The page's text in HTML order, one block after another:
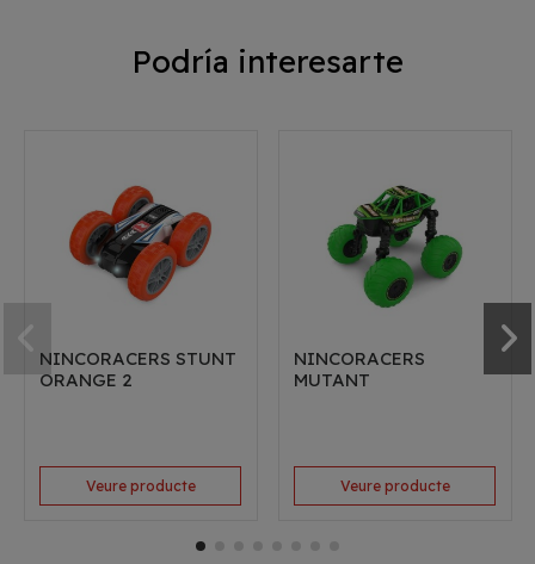
Podría interesarte
NINCORACERS STUNT
ORANGE 2
Veure producte
NINCORACERS
MUTANT
Veure producte